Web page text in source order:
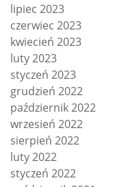
lipiec 2023
czerwiec 2023
kwiecień 2023
luty 2023
styczeń 2023
grudzień 2022
październik 2022
wrzesień 2022
sierpień 2022
luty 2022
styczeń 2022